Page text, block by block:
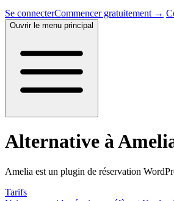
Se connecterCommencer gratuitement →
Ouvrir le menu principal
Alternative à
Amelia est un plugin de réservation
Tarifs